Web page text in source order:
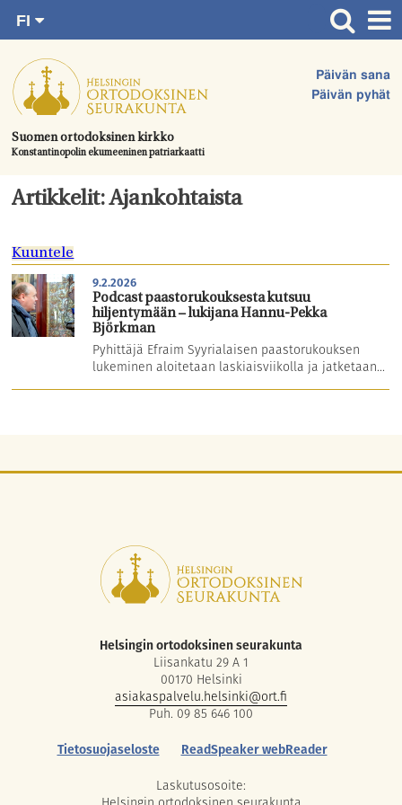
suoraan
sisältöön.
Suomen ortodoksinen kirkko
Konstantinopolin ekumeeninen patriarkaatti
Päivän sana
Päivän pyhät
FI
SV
EN
UA
Etusivu
Ajankohtaista
Juhlat & toimitukset
Kirkot
Tule mukaan
Hautausmaa
Yhteystiedot
Artikkelit: Ajankohtaista
Kuuntele
9.2.2026
Podcast paastorukouksesta kutsuu
hiljentymään – lukijana Hannu-Pekka
Björkman
Pyhittäjä Efraim Syyrialaisen paastorukouksen
lukeminen aloitetaan laskiaisviikolla ja jatketaan...
Helsingin ortodoksinen seurakunta
Liisankatu 29 A 1
00170 Helsinki
asiakaspalvelu.helsinki@ort.fi
Puh. 09 85 646 100
Tietosuojaseloste
ReadSpeaker webReader
Laskutusosoite: